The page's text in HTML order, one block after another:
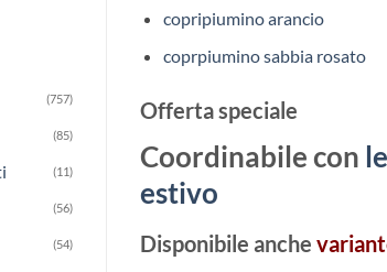
(757)
(85)
(11)
(56)
(54)
copripiumino arancio
coprpiumino sabbia rosato
Offerta speciale
Coordinabile con
estivo
Disponibile anche v